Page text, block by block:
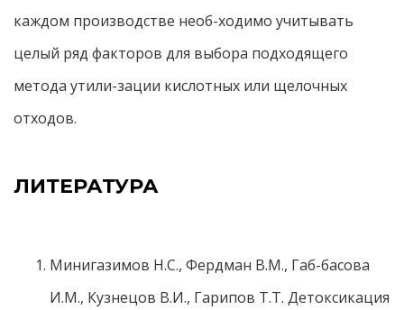
каждом производстве необ-ходимо учитывать
целый ряд факторов для выбора подходящего
метода утили-зации кислотных или щелочных
отходов.
ЛИТЕРАТУРА
Минигазимов Н.С., Фердман В.М., Габ-басова
И.М., Кузнецов В.И., Гарипов Т.Т. Детоксикация